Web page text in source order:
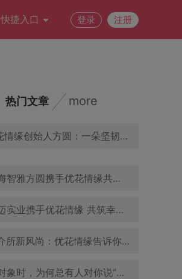
快捷入口 登录 注册
热门文章 more
01.优花情缘创始人方圆：一朵坚韧之花，在婚恋交友领域绽放
02.珠海智雅方圆携手优花情缘共促青年婚恋交友事业发展
03.豪迈实业携手优花情缘 共筑幸福家庭与企业文化新篇章
04.婚介所新风尚：优花情缘告诉你，怎样的穿着能吸引异性目光
05.找对象时，为何总有人对你说“我和你很像”？优花情缘为你解答